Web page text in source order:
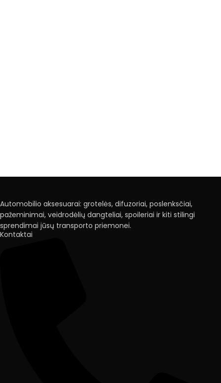
Automobilio aksesuarai: grotelės, difuzoriai, poslenksčiai,
pažeminimai, veidrodėlių dangteliai, spoileriai ir kiti stilingi
sprendimai jūsų transporto priemonei.
Kontaktai